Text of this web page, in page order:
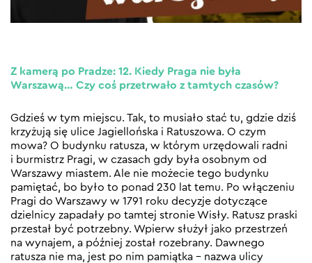
Z kamerą po Pradze: 12. Kiedy Praga nie była
Warszawą… Czy coś przetrwało z tamtych czasów?
Gdzieś w tym miejscu. Tak, to musiało stać tu, gdzie dziś
krzyżują się ulice Jagiellońska i Ratuszowa. O czym
mowa? O budynku ratusza, w którym urzędowali radni
i burmistrz Pragi, w czasach gdy była osobnym od
Warszawy miastem. Ale nie możecie tego budynku
pamiętać, bo było to ponad 230 lat temu. Po włączeniu
Pragi do Warszawy w 1791 roku decyzje dotyczące
dzielnicy zapadały po tamtej stronie Wisły. Ratusz praski
przestał być potrzebny. Wpierw służył jako przestrzeń
na wynajem, a później został rozebrany. Dawnego
ratusza nie ma, jest po nim pamiątka – nazwa ulicy